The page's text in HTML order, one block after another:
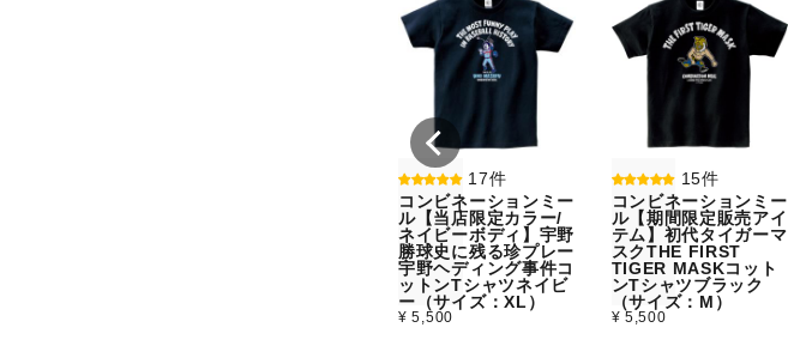
17件
コンビネーションミー
ル【当店限定カラー/
ネイビーボディ】宇野
勝球史に残る珍プレー
宇野ヘディング事件コ
ットンTシャツネイビ
ー（サイズ：XL）
¥ 5,500
15件
コンビネーションミー
ル【期間限定販売アイ
テム】初代タイガーマ
スクTHE FIRST
TIGER MASKコット
ンTシャツブラック
（サイズ：M）
¥ 5,500